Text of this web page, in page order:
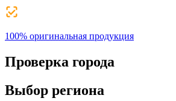
100% оригинальная продукция
Проверка города
Выбор региона